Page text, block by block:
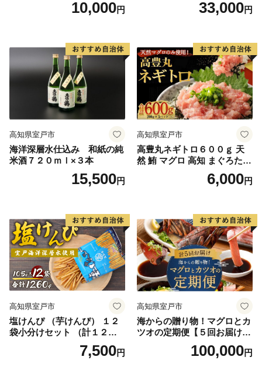
魚介類 惣菜 傷あり ご家庭用
10,000円 33,000円
高知県室戸市
海洋深層水仕込み 和紙の純
米酒７２０ｍｌ×３本
15,500円
高知県室戸市
高豊丸ネギトロ６００ｇ 天
然 鮪 マグロ 高知 まぐろたた
き ねぎとろ 冷凍 小分け 便利
6,000円
高知県室戸市
塩けんぴ （芋けんぴ） １２
袋小分けセット （計１２６
０ｇ） 【室戸海洋深層水使
用】 和菓子 常温 人気 小袋
7,500円
高知県室戸市
海からの贈り物！マグロとカ
ツオの定期便【５回お届け】
海鮮 魚 刺身 まぐろ 鮪 かつ
お 鰹 たたき 高知100,000円